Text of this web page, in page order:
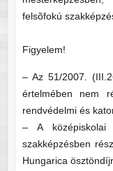
felsõfokú
Figyelem!
– Az 51/2007.
értelmében nem
rendvédelmi és
– A középiskolai
szakképzésben
Hungarica